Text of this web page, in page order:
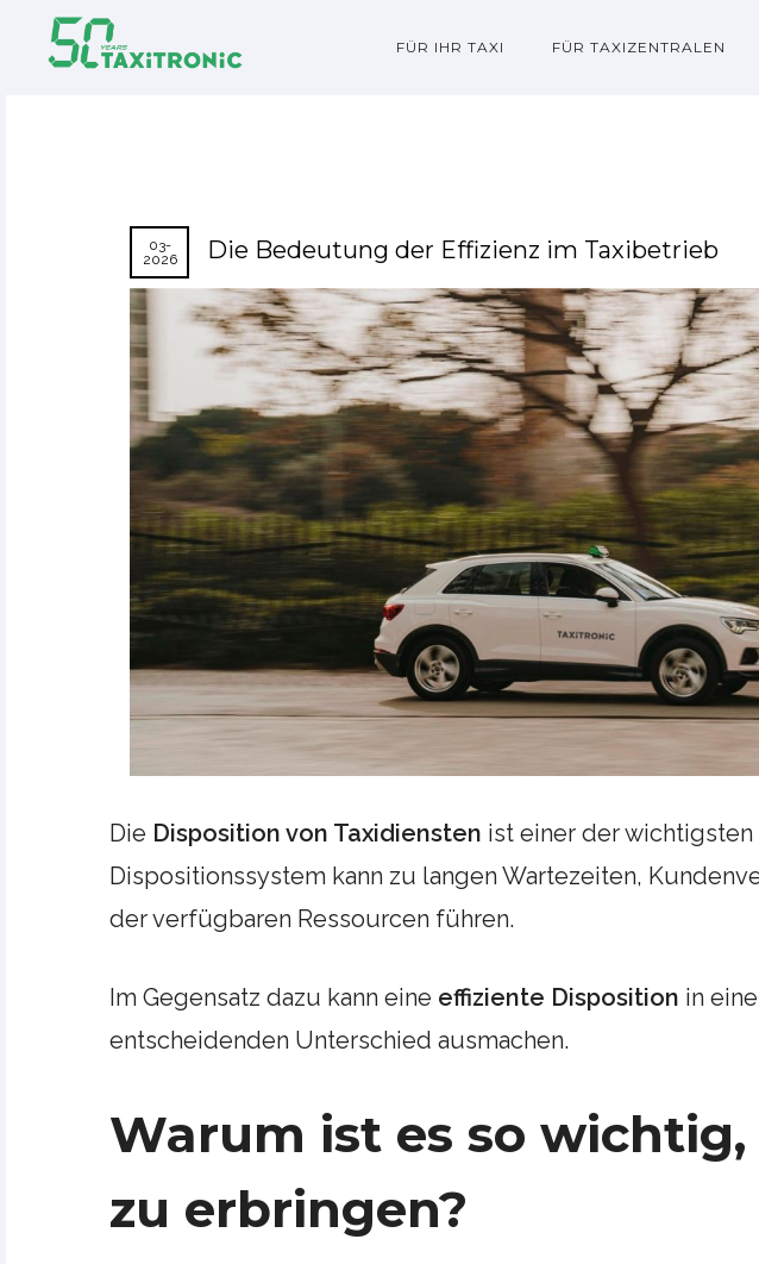
FÜR IHR TAXI FÜR TAXIZENTRALEN
03-
2026
Die Bedeutung der Effizienz im Taxibetrieb
Die Disposition von Taxidiensten ist einer der wichtigsten
Dispositionssystem kann zu langen Wartezeiten,
der verfügbaren Ressourcen führen.
Im Gegensatz dazu kann eine effiziente Disposition in
entscheidenden Unterschied ausmachen.
Warum ist es so
zu erbringen?